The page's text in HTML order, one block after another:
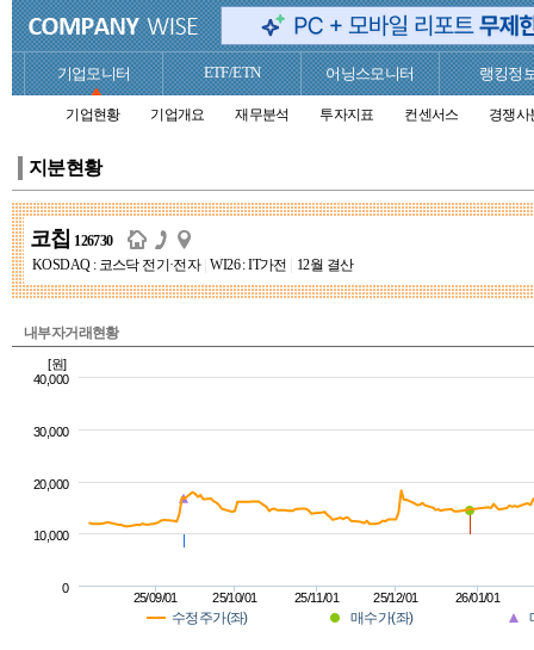
기업모니터 ETF/ETN 어닝스모니터 랭킹정
기업현황 기업개요 재무분석 투자지표 컨센서스 경쟁사
지분현황
코칩 126730
KOSDAQ : 코스닥 전기·전자 WI26 : IT가전 12월 결산
내부자거래현황
[원]
수정주가(좌) 매수가(좌)
25/09/01 25/10/01 25/11/01 25/12/01 26/01/01
0
10,000
20,000
30,000
40,000